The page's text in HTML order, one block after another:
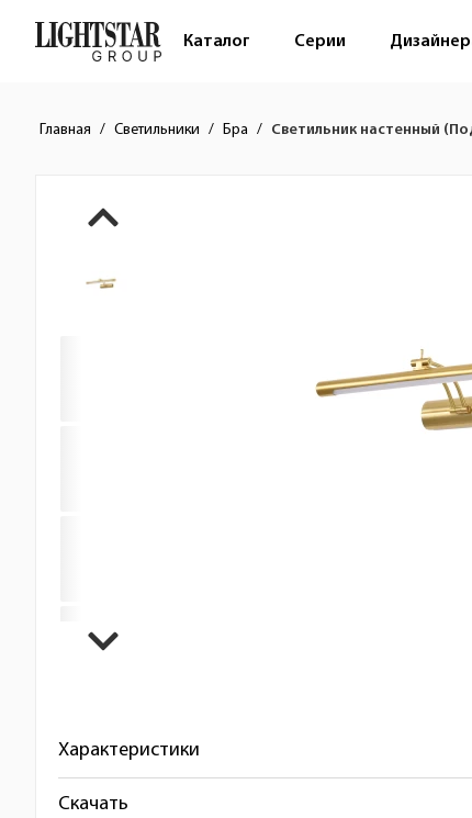
Каталог Серии
Главная Светильники Бра Светильник настенный
Краткое описание товара
Изображения товара
Стоимость товара
Характеристики
Скачать